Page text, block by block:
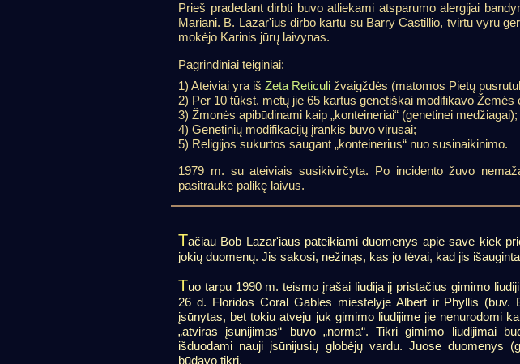
Prieš pradedant dirbti buvo atliekami atsparumo alergijai
Mariani. B. Lazar'ius dirbo kartu su Barry Castillio, tvirtu vyru
mokėjo Karinis jūrų laivynas.
Pagrindiniai teiginiai:
1) Ateiviai yra iš Zeta Reticuli žvaigždės (matomos Pietų
2) Per 10 tūkst. metų jie 65 kartus genetiškai modifikavo Žemės
3) Žmonės apibūdinami kaip „konteineriai“ (genetinei medžiagai);
4) Genetinių modifikacijų įrankis buvo virusai;
5) Religijos sukurtos saugant „konteinerius“ nuo susinaikinimo.
1979 m. su ateiviais susikivirčyta. Po incidento žuvo
pasitraukė palikę laivus.
Tačiau Bob Lazar'iaus pateikiami duomenys apie save kiek
jokių duomenų. Jis sakosi, nežinąs, kas jo tėvai, kad jis
Tuo tarpu 1990 m. teismo įrašai liudija jį pristačius gimimo
26 d. Floridos Coral Gables miestelyje Albert ir Phyllis
įsūnytas, bet tokiu atveju juk gimimo liudijime jie nenurodomi
„atviras įsūnijimas“ buvo „norma“. Tikri gimimo liudijimai
išduodami nauji įsūnijusių globėjų vardu. Juose duomenys
būdavo tikri.